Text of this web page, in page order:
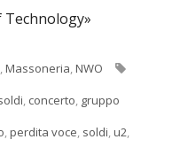
,Massoneria,NWO
, concerto, gruppo
,perdita voce, soldi,u2,